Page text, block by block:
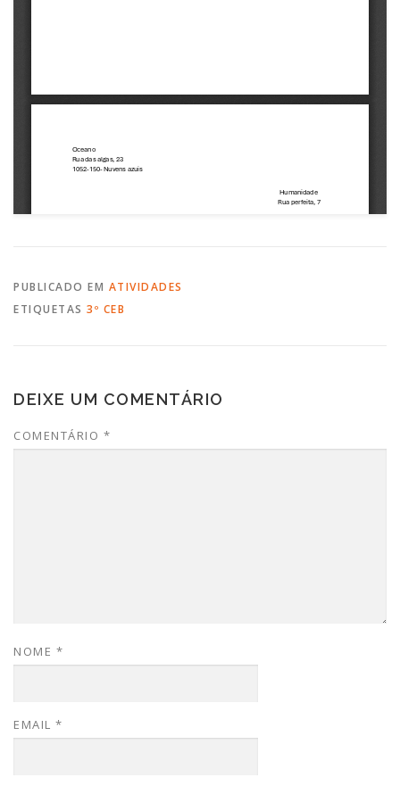
PUBLICADO EM ATIVIDADES
ETIQUETAS 3º CEB
DEIXE UM COMENTÁRIO
COMENTÁRIO *
NOME *
EMAIL *